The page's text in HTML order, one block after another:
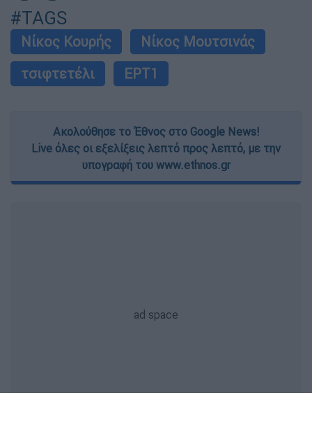
#TAGS
Νίκος Κουρής
Νίκος Μουτσινάς
τσιφτετέλι
ΕΡΤ1
Ακολούθησε το Έθνος στο Google News!
Live όλες οι εξελίξεις λεπτό προς λεπτό, με την
υπογραφή του www.ethnos.gr